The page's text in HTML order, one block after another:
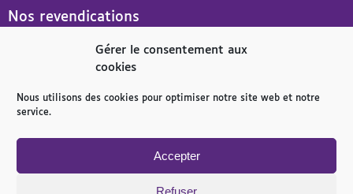
Gérer le consentement aux
cookies
Nous utilisons des cookies pour optimiser notre site web et notre
service.
Accepter
Refuser
Nos revendications
Publications